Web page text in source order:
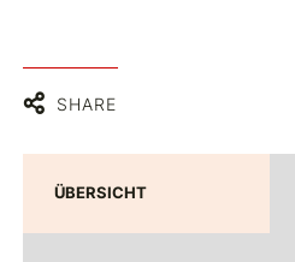
SHARE
ÜBERSICHT